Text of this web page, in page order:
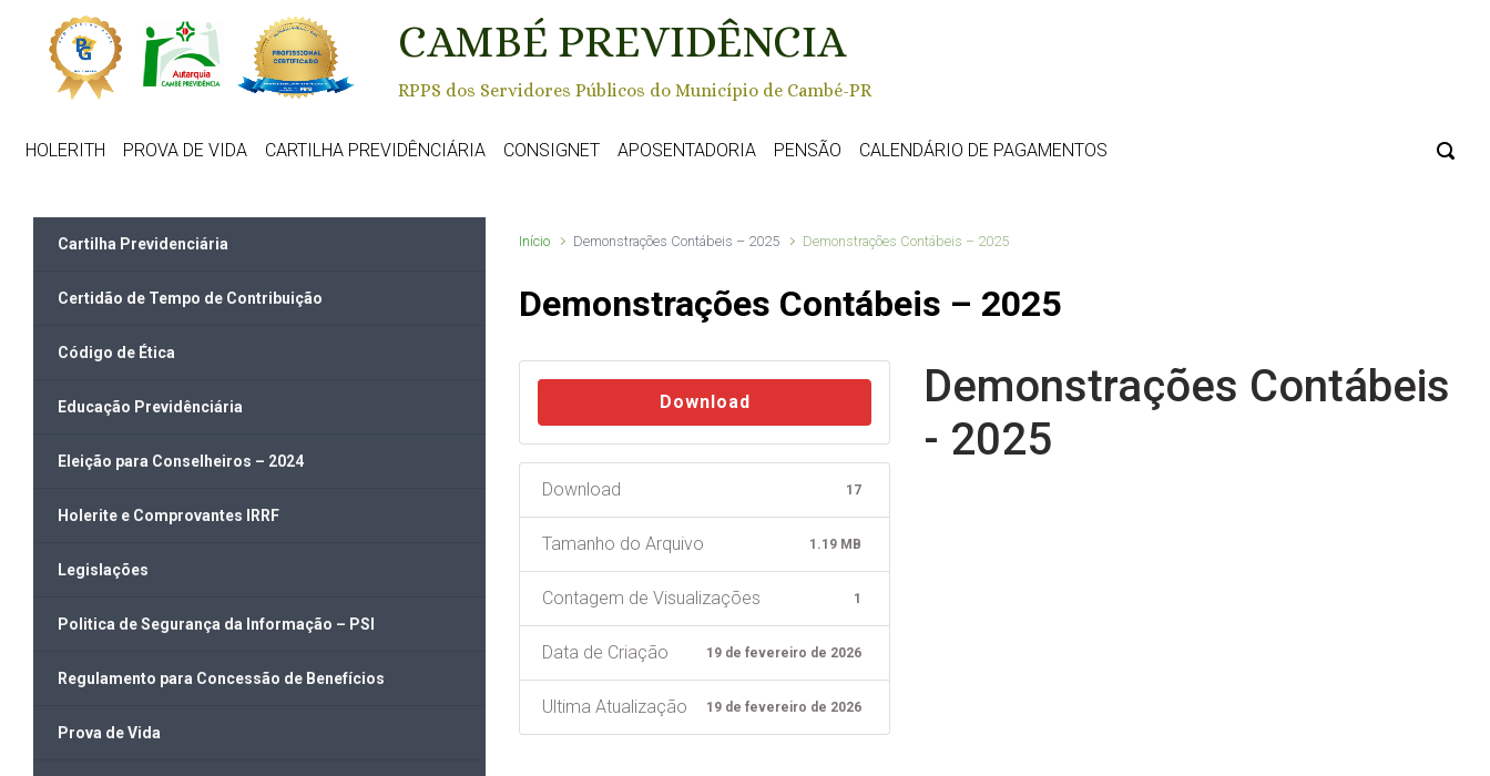
Skip to main content
CAMBÉ PREVIDÊNCIA
RPPS dos Servidores Públicos do Município de Cambé-PR
HOLERITH PROVA DE VIDA CARTILHA PREVIDÊNCIÁRIA CONSIGNET APOSENTADORIA PENSÃO CALENDÁRIO DE PAGAMENTOS
Início Demonstrações Contábeis – 2025 Demonstrações Contábeis – 2025
Demonstrações Contábeis – 2025
Download
Download 17
Tamanho do Arquivo 1.19 MB
Contagem de Visualizações 1
Data de Criação 19 de fevereiro de 2026
Ultima Atualização 19 de fevereiro de 2026
Demonstrações Contábeis
- 2025
Cartilha Previdenciária
Certidão de Tempo de Contribuição
Código de Ética
Educação Previdênciária
Eleição para Conselheiros – 2024
Holerite e Comprovantes IRRF
Legislações
Politica de Segurança da Informação – PSI
Regulamento para Concessão de Benefícios
Prova de Vida